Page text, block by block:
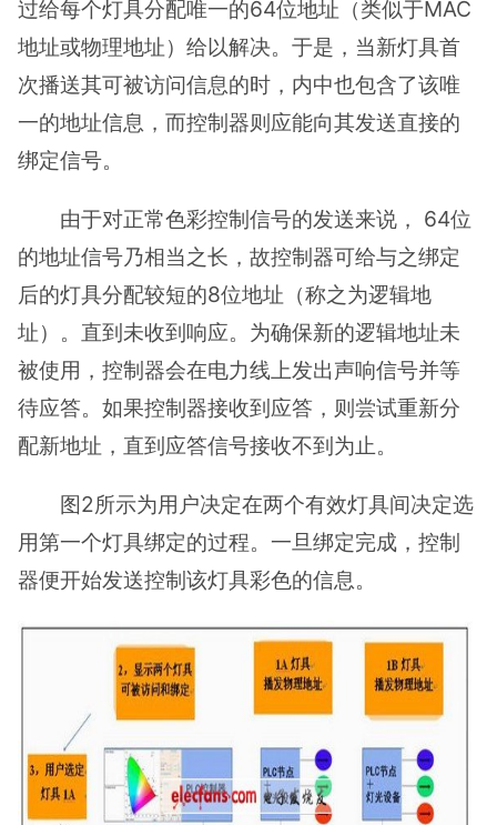
过给每个灯具分配唯一的64位地址（类似于MAC
地址或物理地址）给以解决。于是，当新灯具首
次播送其可被访问信息的时，内中也包含了该唯
一的地址信息，而控制器则应能向其发送直接的
绑定信号。
由于对正常色彩控制信号的发送来说， 64位
的地址信号乃相当之长，故控制器可给与之绑定
后的灯具分配较短的8位地址（称之为逻辑地
址）。直到未收到响应。为确保新的逻辑地址未
被使用，控制器会在电力线上发出声响信号并等
待应答。如果控制器接收到应答，则尝试重新分
配新地址，直到应答信号接收不到为止。
图2所示为用户决定在两个有效灯具间决定选
用第一个灯具绑定的过程。一旦绑定完成，控制
器便开始发送控制该灯具彩色的信息。